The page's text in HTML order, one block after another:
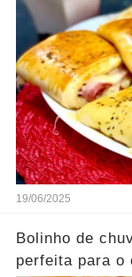
19/06/2025
Bolinho de
perfeita para o